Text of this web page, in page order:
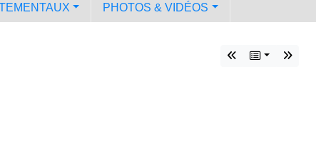
PHOTOS & VIDÉOS